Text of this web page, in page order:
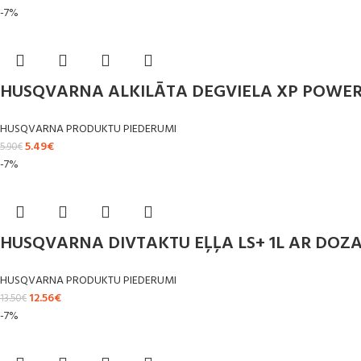
-7%
HUSQVARNA ALKILĀTA DEGVIELA XP
HUSQVARNA PRODUKTU PIEDERUMI
5.90€5.49€
-7%
HUSQVARNA DIVTAKTU EĻĻA LS+ 1L AR
HUSQVARNA PRODUKTU PIEDERUMI
13.50€ 12.56€
-7%